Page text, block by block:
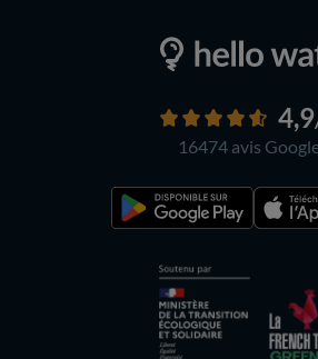
4,9
16474 avis